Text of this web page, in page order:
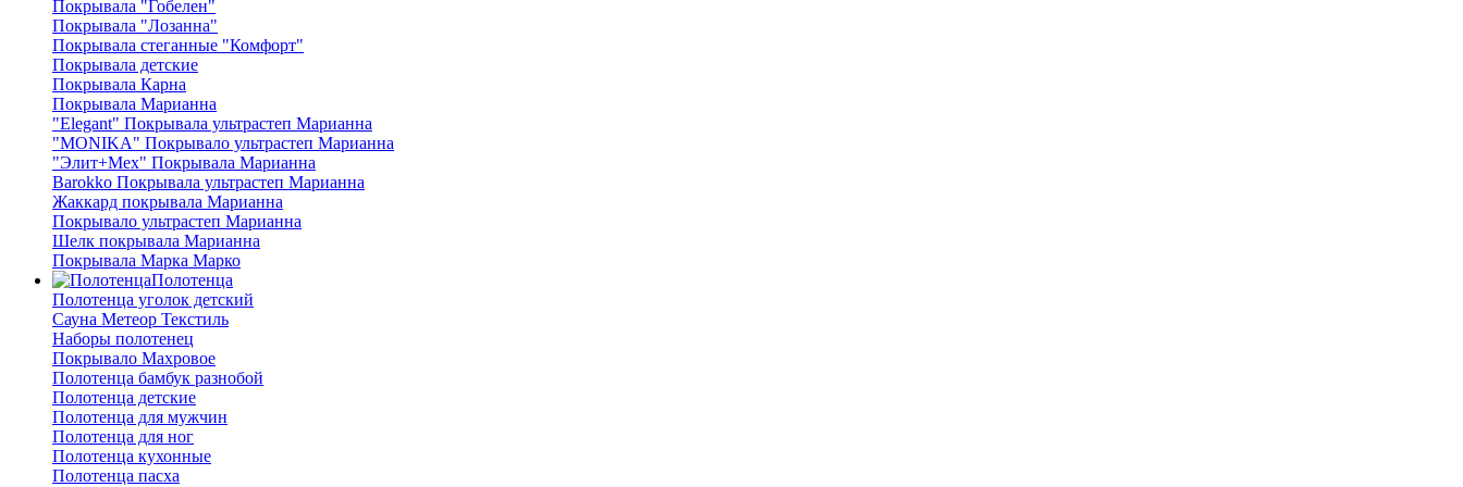
Покрывала "Гобелен"
Покрывала "Лозанна"
Покрывала стеганные "Комфорт"
Покрывала детские
Покрывала Карна
Покрывала Марианна
"Elegant" Покрывала ультрастеп Марианна
"MONIKA" Покрывало ультрастеп Марианна
"Элит+Мех" Покрывала Марианна
Barokko Покрывала ультрастеп Марианна
Жаккард покрывала Марианна
Покрывало ультрастеп Марианна
Шелк покрывала Марианна
Покрывала Марка Марко
Полотенца
Полотенца уголок детский
Сауна Метеор Текстиль
Наборы полотенец
Покрывало Махровое
Полотенца бамбук разнобой
Полотенца детские
Полотенца для мужчин
Полотенца для ног
Полотенца кухонные
Полотенца пасха